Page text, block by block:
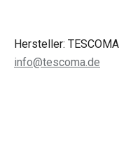
Hersteller:
info@tescoma.de